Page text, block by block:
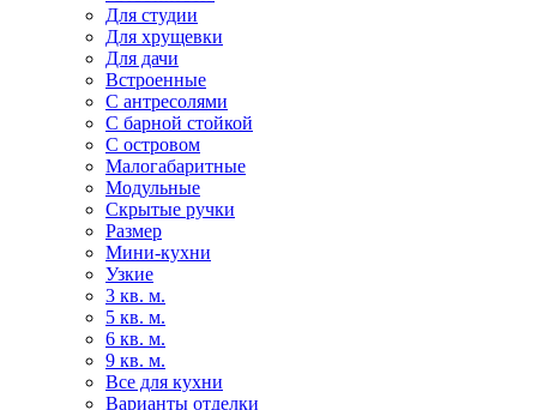
Для студии
Для хрущевки
Для дачи
Встроенные
С антресолями
С барной стойкой
С островом
Малогабаритные
Модульные
Скрытые ручки
Размер
Мини-кухни
Узкие
3 кв. м.
5 кв. м.
6 кв. м.
9 кв. м.
Все для кухни
Варианты отделки